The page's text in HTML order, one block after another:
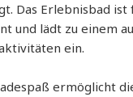
Das Erlebnisbad ist
und lädt zu einem
ein.
ermöglicht